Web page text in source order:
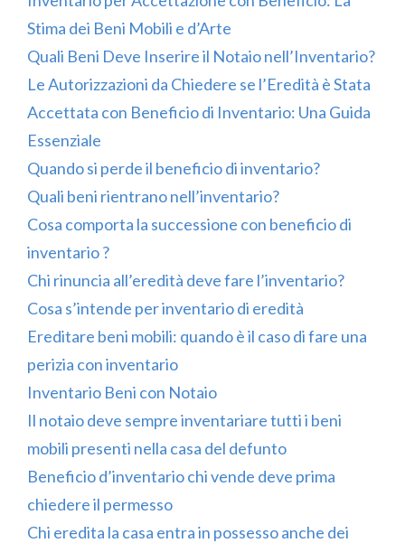
Stima dei Beni Mobili e d’Arte
Quali Beni Deve Inserire il Notaio nell’Inventario?
Le Autorizzazioni da Chiedere se l’Eredità è Stata
Accettata con Beneficio di Inventario: Una Guida
Essenziale
Quando si perde il beneficio di inventario?
Quali beni rientrano nell’inventario?
Cosa comporta la successione con beneficio di
inventario ?
Chi rinuncia all’eredità deve fare l’inventario?
Cosa s’intende per inventario di eredità
Ereditare beni mobili: quando è il caso di fare una
perizia con inventario
Inventario Beni con Notaio
Il notaio deve sempre inventariare tutti i beni
mobili presenti nella casa del defunto
Beneficio d’inventario chi vende deve prima
chiedere il permesso
Chi eredita la casa entra in possesso anche dei